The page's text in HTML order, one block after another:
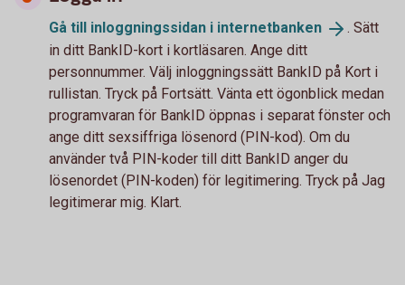
Gå till inloggningssidan i internetbanken
. Sätt
in ditt BankID-kort i kortläsaren. Ange ditt
personnummer. Välj inloggningssätt BankID på Kort i
rullistan. Tryck på Fortsätt. Vänta ett ögonblick medan
programvaran för BankID öppnas i separat fönster och
ange ditt sexsiffriga lösenord (PIN-kod). Om du
använder två PIN-koder till ditt BankID anger du
lösenordet (PIN-koden) för legitimering. Tryck på Jag
legitimerar mig. Klart.